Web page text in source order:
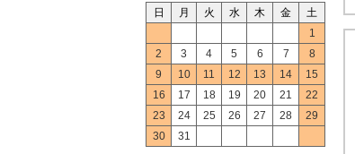
日 月 火 水 木 金
土
1
2
3 4 5 6 7
8
9
10 11 12 13 14
15
16
17 18 19 20 21
22
23
24 25 26 27 28
29
30
31